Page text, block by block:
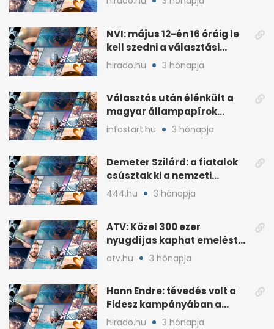
NVI: május 12-én 16 óráig le
kell szedni a választási
plakátokat
hirado.hu 3 hónapja
Választás után élénkült a
magyar állampapírok
lakossági értékesítése
infostart.hu 3 hónapja
Demeter Szilárd: a fiatalok
csúsztak ki a nemzeti
kultúrából
444.hu 3 hónapja
ATV: Közel 300 ezer
nyugdíjas kaphat emelést
idén a Tisza terve szerint
atv.hu 3 hónapja
Hann Endre: tévedés volt a
Fidesz kampányában a
háborús veszély
hirado.hu 3 hónapja